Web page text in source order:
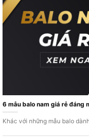
6 mẫu balo nam giá rẻ đáng
Khác với những mẫu balo